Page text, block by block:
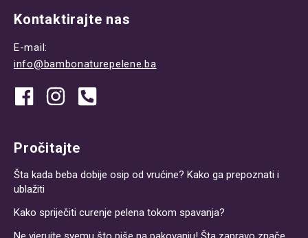
Kontaktirajte nas
E-mail:
info@bambonaturepelene.ba
Pročitajte
Šta kada beba dobije osip od vrućine? Kako ga prepoznati i
ublažiti
Kako spriječiti curenje pelena tokom spavanja?